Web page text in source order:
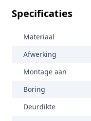
Specificaties
Materiaal
Afwerking
Montage aan
Boring
Deurdikte